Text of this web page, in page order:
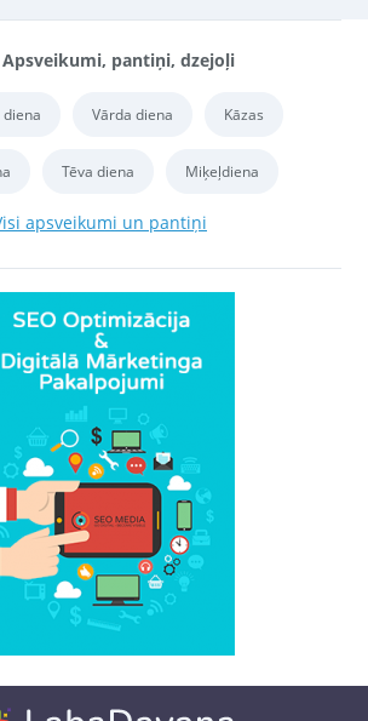
Apsveikumi, pantiņi, dzejoļi
Vārda diena Kāzas
Tēva diena Miķeļdiena
apsveikumi un pantiņi